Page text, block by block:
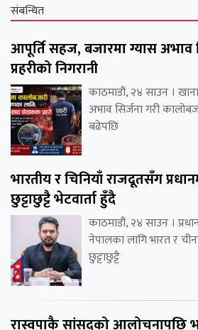
संबन्धित
आपूर्ति सहज, बजारमा ग्यास अभाव
प्रहरीको निगरानी
काठमाडौं, २४ साउन ।
अभाव सिर्जना गरी
बढेपछि
भारतीय र चिनियाँ राजदूतसँग
छुट्टाछुट्टै भेटवार्ता हुँदै
काठमाडौं, २४ साउन ।
नेपालका लागि भारत र
छुट्टाछुट्टै
रास्वपाकै सांसदको आलोचनापछि